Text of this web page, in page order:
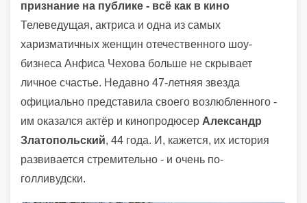
признание на публике - всё как в кино
Телеведущая, актриса и одна из самых
харизматичных женщин отечественного шоу-
бизнеса Анфиса Чехова больше не скрывает
личное счастье. Недавно 47-летняя звезда
официально представила своего возлюбленного -
им оказался актёр и кинопродюсер Александр
Златопольский, 44 года. И, кажется, их история
развивается стремительно - и очень по-
голливудски.